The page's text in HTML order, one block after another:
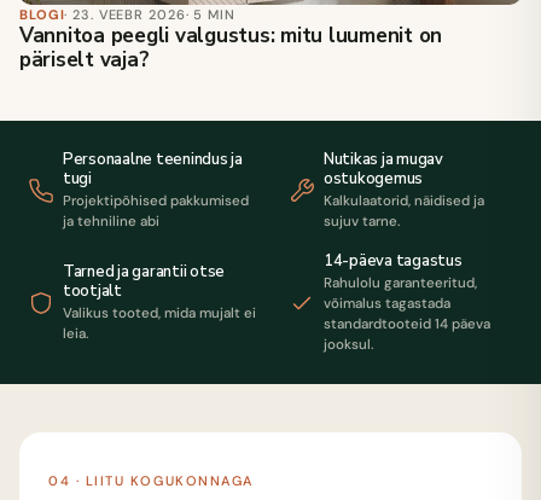
BLOGI· 23. VEEBR 2026· 5 MIN
Vannitoa peegli valgustus: mitu luumenit on
päriselt vaja?
Personaalne teenindus ja
tugi
Projektipõhised pakkumised
ja tehniline abi
Nutikas ja mugav
ostukogemus
Kalkulaatorid, näidised ja
sujuv tarne.
Tarned ja garantii otse
tootjalt
Valikus tooted, mida mujalt ei
leia.
14-päeva tagastus
Rahulolu garanteeritud,
võimalus tagastada
standardtooteid 14 päeva
jooksul.
04 · LIITU KOGUKONNAGA